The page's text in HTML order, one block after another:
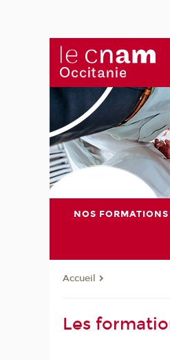
NOS FORMATIONS
Accueil
Les